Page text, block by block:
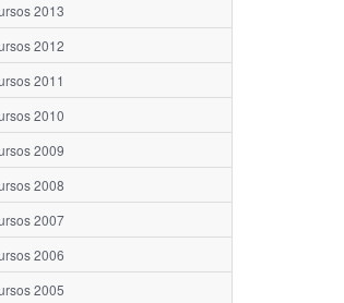
2013
2012
2011
2010
2009
2008
2007
2006
2005